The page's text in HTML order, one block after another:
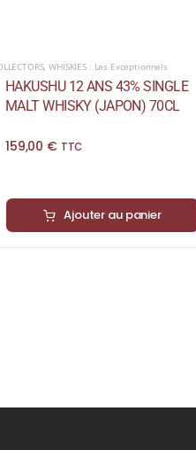
,WHISKIES : Les Exceptionnels
HAKUSHU 12 ANS 43% SINGLE
MALT WHISKY (JAPON) 70CL
159,00 € TTC
Ajouter au panier